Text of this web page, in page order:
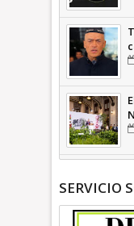
SERVICIO